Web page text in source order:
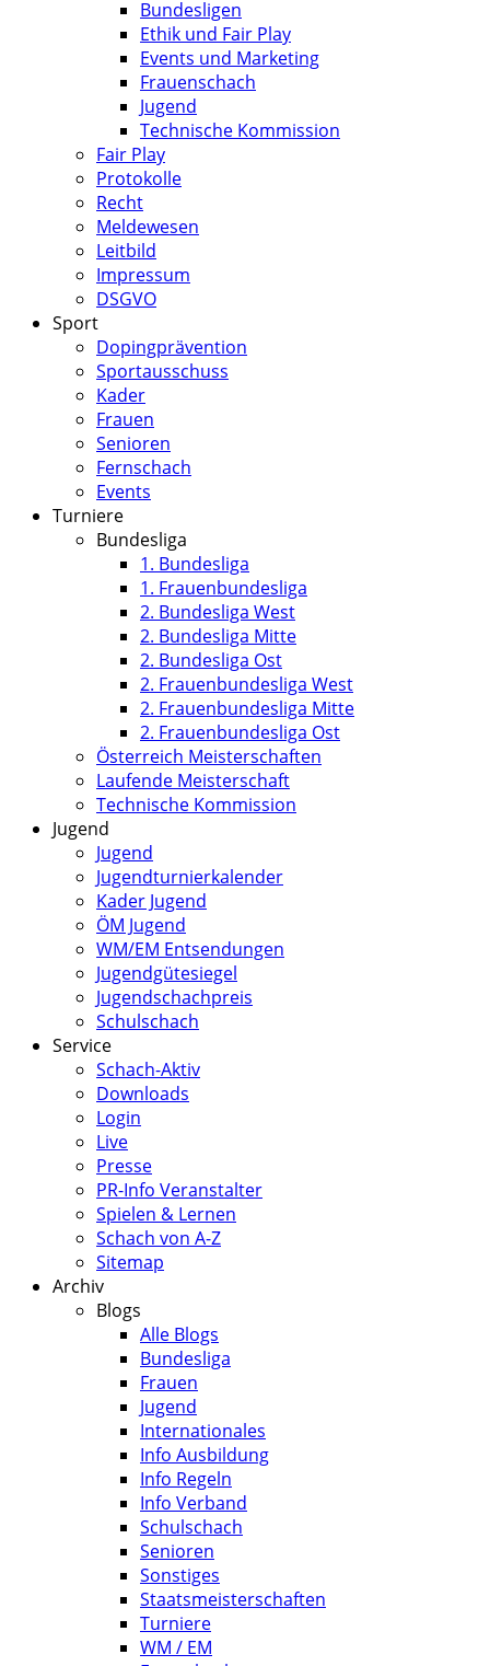
Bundesligen
Ethik und Fair Play
Events und Marketing
Frauenschach
Jugend
Technische Kommission
Fair Play
Protokolle
Recht
Meldewesen
Leitbild
Impressum
DSGVO
Sport
Dopingprävention
Sportausschuss
Kader
Frauen
Senioren
Fernschach
Events
Turniere
Bundesliga
1. Bundesliga
1. Frauenbundesliga
2. Bundesliga West
2. Bundesliga Mitte
2. Bundesliga Ost
2. Frauenbundesliga West
2. Frauenbundesliga Mitte
2. Frauenbundesliga Ost
Österreich Meisterschaften
Laufende Meisterschaft
Technische Kommission
Jugend
Jugend
Jugendturnierkalender
Kader Jugend
ÖM Jugend
WM/EM Entsendungen
Jugendgütesiegel
Jugendschachpreis
Schulschach
Service
Schach-Aktiv
Downloads
Login
Live
Presse
PR-Info Veranstalter
Spielen & Lernen
Schach von A-Z
Sitemap
Archiv
Blogs
Alle Blogs
Bundesliga
Frauen
Jugend
Internationales
Info Ausbildung
Info Regeln
Info Verband
Schulschach
Senioren
Sonstiges
Staatsmeisterschaften
Turniere
WM / EM